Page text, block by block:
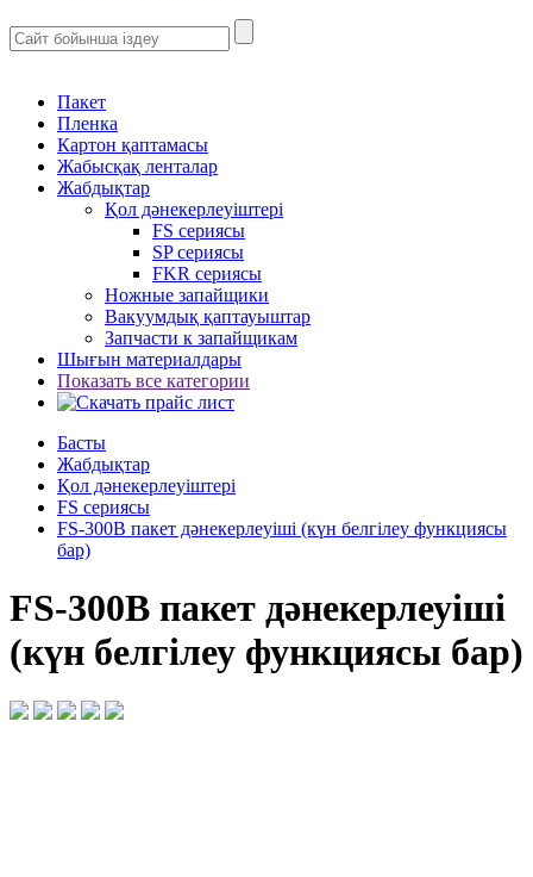
Пакет
Пленка
Картон қаптамасы
Жабысқақ ленталар
Жабдықтар
Қол дәнекерлеуіштері
FS сериясы
SP сериясы
FKR сериясы
Ножные запайщики
Вакуумдық қаптауыштар
Запчасти к запайщикам
Шығын материалдары
Показать все категории
Басты
Жабдықтар
Қол дәнекерлеуіштері
FS сериясы
FS-300B пакет дәнекерлеуіші (күн белгілеу функциясы
бар)
FS-300B пакет дәнекерлеуіші
(күн белгілеу функциясы бар)